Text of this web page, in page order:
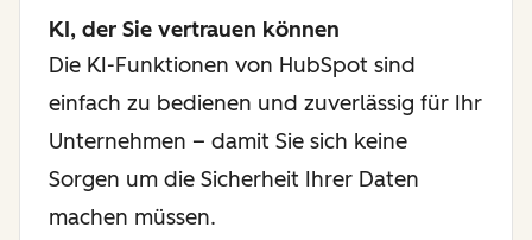
KI, der Sie vertrauen können
Die KI-Funktionen von HubSpot sind
einfach zu bedienen und zuverlässig für Ihr
Unternehmen – damit Sie sich keine
Sorgen um die Sicherheit Ihrer Daten
machen müssen.